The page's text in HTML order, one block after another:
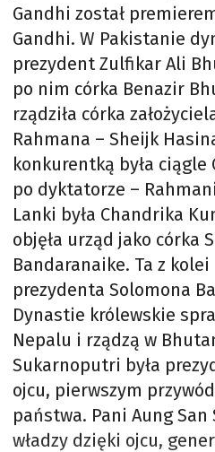
Gandhi został
Gandhi. W Pakistanie
prezydent Zulfikar Ali
po nim córka Benazir
rządziła córka
Rahmana – Sheijk
konkurentką była ciągle
po dyktatorze –
Lanki była Chandrika
objęła urząd jako córka
Bandaranaike. Ta z kolei
prezydenta Solomona
Dynastie królewskie
Nepalu i rządzą w
Sukarnoputri była
ojcu, pierwszym
państwa. Pani Aung San
władzy dzięki ojcu,